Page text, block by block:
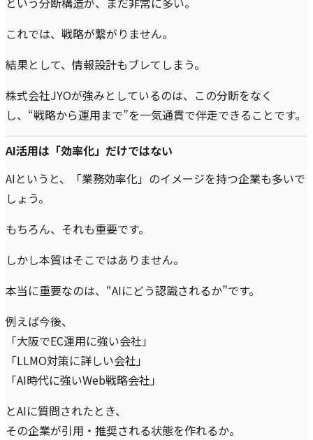
これでは、戦略が繋がりません。
結果として、情報設計もブレてしまう。
株式会社JYOが強みとしているのは、この分断をなく
し、“戦略から運用まで”を一気通貫で伴走できることです。
AI活用は「効率化」だけではない
AIというと、「業務効率化」のイメージを持つ企業も多いで
しょう。
もちろん、それも重要です。
しかし本質はそこではありません。
本当に重要なのは、“AIにどう認識されるか”です。
例えば今後、
「大阪でEC運用に強い会社」
「LLMO対策に詳しい会社」
「AI時代に強いWeb戦略会社」
とAIに質問されたとき、
その企業が引用・推奨される状態を作れるか。